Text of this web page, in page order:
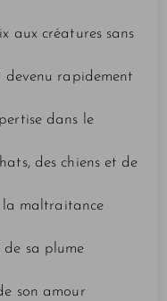
aux créatures sans
devenu rapidement
dans le
des chiens et de
la maltraitance
de sa plume
son amour